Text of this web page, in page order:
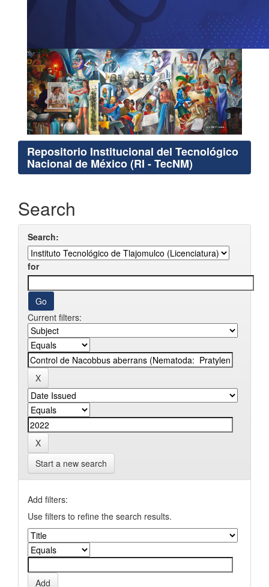
Repositorio Institucional del Tecnológico
Nacional de México (RI - TecNM)
Search
Search:
for
Current filters:
Start a new search
Add filters:
Use filters to refine the search results.